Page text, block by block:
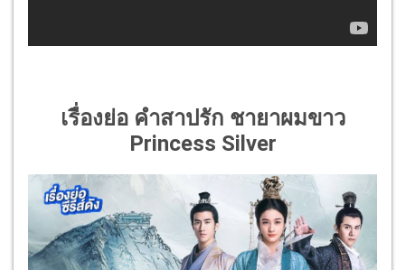
เรื่องย่อ คำสาปรัก ชายาผมขาว
Princess Silver